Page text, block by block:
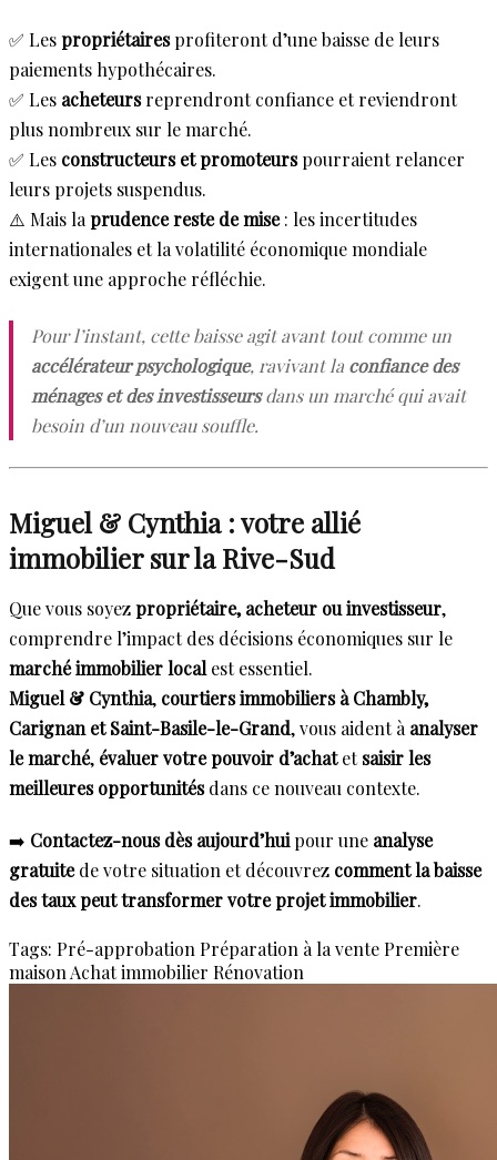
✅ Lespropriétairesprofiteront d’une baisse de leurs
paiements hypothécaires.
✅ Les acheteursreprendront confiance et reviendront
plus nombreux sur le marché.
✅ Les constructeurs et promoteurspourraient relancer
leurs projets suspendus.
⚠️ Mais la prudence reste de mise: les incertitudes
internationales et la volatilité économique mondiale
exigent une approche réfléchie.
Pour l’instant, cette baisse agit avant tout comme un
accélérateur psychologique, ravivant la confiance des
ménages et des investisseursdans un marché qui avait
besoin d’un nouveau souffle.
Miguel & Cynthia : votre allié
immobilier sur la Rive-Sud
Que vous soyezpropriétaire, acheteur ou investisseur,
comprendre l’impact des décisions économiques sur le
marché immobilier local est essentiel.
Miguel & Cynthia, courtiers immobiliers à Chambly,
Carignan et Saint-Basile-le-Grand, vous aident à analyser
le marché, évaluer votre pouvoir d’achatetsaisir les
meilleures opportunitésdans ce nouveau contexte.
➡️ Contactez-nous dès aujourd’hui pour une analyse
gratuitede votre situation et découvrez comment la baisse
des taux peut transformer votre projet immobilier.
Tags: Pré-approbation Préparation à la vente Première
maison Achat immobilier Rénovation